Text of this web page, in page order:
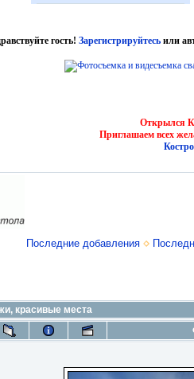
гость! Зарегистрируйтесьили
Открылся
Приглашаем всех
Последние добавления
красивые места